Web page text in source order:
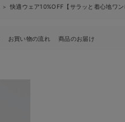
＞ 快適ウェア10%OFF【サラッと着心地ワン
お買い物の流れ 商品のお届け